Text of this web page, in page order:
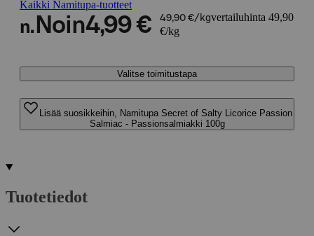
Kaikki Namitupa-tuotteet
n. Noin4,99 € 49,90 €/kgvertailuhinta 49,90
€/kg
Valitse toimitustapa
Lisää suosikkeihin, Namitupa Secret of Salty Licorice Passion
Salmiac - Passionsalmiakki 100g
Tuotetiedot